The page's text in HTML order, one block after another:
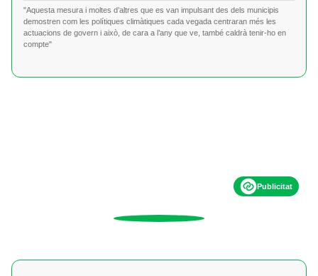
"Aquesta mesura i moltes d’altres que es van impulsant des dels municipis
demostren com les polítiques climàtiques cada vegada centraran més les
actuacions de govern i això, de cara a l’any que ve, també caldrà tenir-ho en
compte"
Publicitat